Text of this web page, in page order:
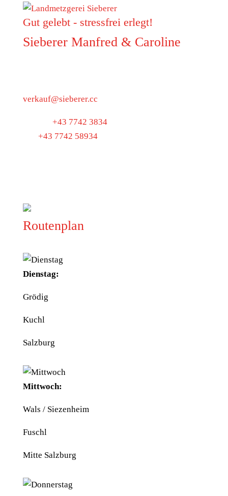
Gut gelebt - stressfrei erlegt!
Sieberer Manfred & Caroline
verkauf@sieberer.cc
+43 7742 3834
+43 7742 58934
Routenplan
Dienstag:
Grödig
Kuchl
Salzburg
Mittwoch:
Wals / Siezenheim
Fuschl
Mitte Salzburg